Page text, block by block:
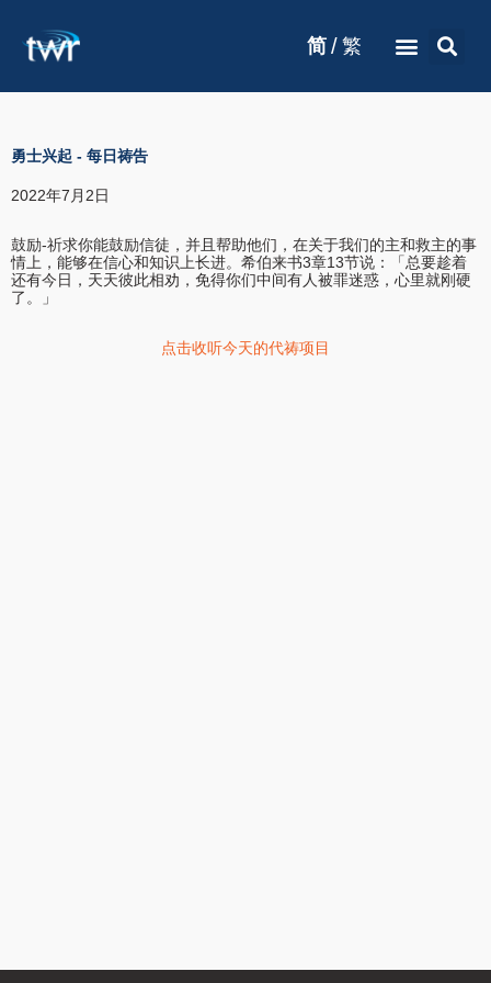
简 / 繁
勇士兴起 - 每日祷告
2022年7月2日
鼓励-祈求你能鼓励信徒，并且帮助他们，在关于我们的主和救主的事
情上，能够在信心和知识上长进。希伯来书3章13节说：「总要趁着
还有今日，天天彼此相劝，免得你们中间有人被罪迷惑，心里就刚硬
了。」
点击收听今天的代祷项目